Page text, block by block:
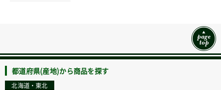
都道府県(産地)から商品を探す
北海道・東北